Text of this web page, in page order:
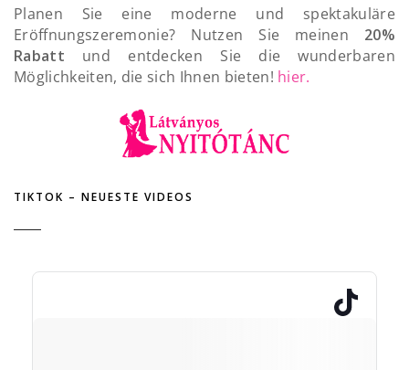
Planen Sie eine moderne und spektakuläre
Eröffnungszeremonie? Nutzen Sie meinen 20%
Rabatt und entdecken Sie die wunderbaren
Möglichkeiten, die sich Ihnen bieten! hier.
TIKTOK – NEUESTE VIDEOS